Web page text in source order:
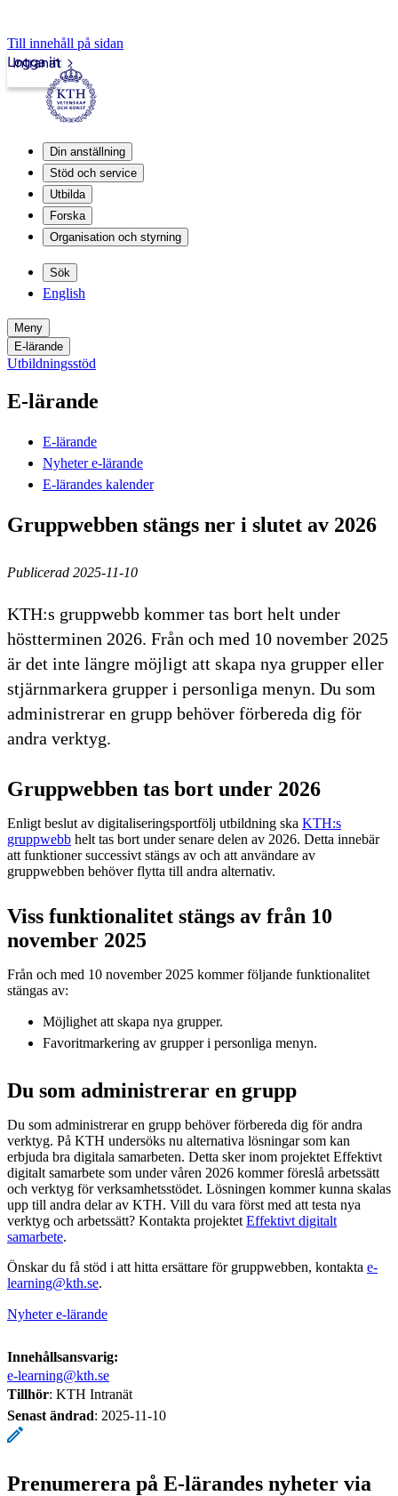
Till innehåll på sidan
Intranät
Logga in
Din anställning
Stöd och service
Utbilda
Forska
Organisation och styrning
Sök
English
Meny
E-lärande
Utbildningsstöd
E-lärande
E-lärande
Nyheter e-lärande
E-lärandes kalender
Gruppwebben stängs ner i slutet av 2026
Publicerad 2025-11-10
KTH:s gruppwebb kommer tas bort helt under
höstterminen 2026. Från och med 10 november 2025
är det inte längre möjligt att skapa nya grupper eller
stjärnmarkera grupper i personliga menyn. Du som
administrerar en grupp behöver förbereda dig för
andra verktyg.
Gruppwebben tas bort under 2026
Enligt beslut av digitaliseringsportfölj utbildning ska KTH:s
gruppwebb helt tas bort under senare delen av 2026. Detta innebär
att funktioner successivt stängs av och att användare av
gruppwebben behöver flytta till andra alternativ.
Viss funktionalitet stängs av från 10
november 2025
Från och med 10 november 2025 kommer följande funktionalitet
stängas av:
Möjlighet att skapa nya grupper.
Favoritmarkering av grupper i personliga menyn.
Du som administrerar en grupp
Du som administrerar en grupp behöver förbereda dig för andra
verktyg. På KTH undersöks nu alternativa lösningar som kan
erbjuda bra digitala samarbeten. Detta sker inom projektet Effektivt
digitalt samarbete som under våren 2026 kommer föreslå arbetssätt
och verktyg för verksamhetsstödet. Lösningen kommer kunna skalas
upp till andra delar av KTH. Vill du vara först med att testa nya
verktyg och arbetssätt? Kontakta projektet Effektivt digitalt
samarbete.
Önskar du få stöd i att hitta ersättare för gruppwebben, kontakta e-
learning@kth.se.
Nyheter e-lärande
Innehållsansvarig:
e-learning@kth.se
Tillhör: KTH Intranät
Senast ändrad: 2025-11-10
Prenumerera på E-lärandes nyheter via